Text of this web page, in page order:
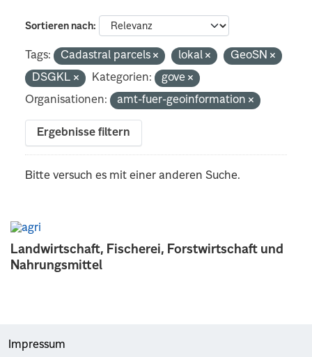
Landwirtschaft, Fischerei, Forstwirtschaft und
Nahrungsmittel
Sortieren nach
Tags: Cadastral parcels lokal
GeoSN
DSGKL
Kategorien:
gove
Organisationen:
amt-fuer-geoinformation
Ergebnisse filtern
Bitte versuch es mit einer anderen Suche.
Impressum